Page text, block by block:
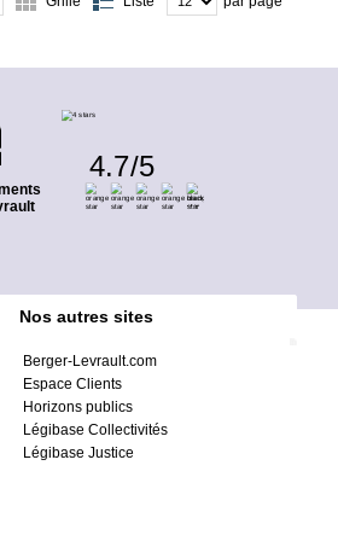
4.7/5
Nos autres sites
Berger-Levrault.com
Espace Clients
Horizons publics
Légibase Collectivités
Légibase Justice